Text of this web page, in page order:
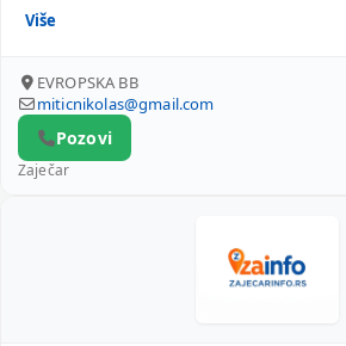
Više
EVROPSKA BB
miticnikolas@gmail.com
Pozovi
Zaječar